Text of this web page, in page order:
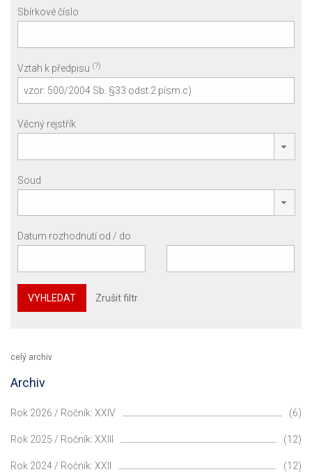
Sbírkové číslo
Vztah k předpisu (?)
Věcný rejstřík
Soud
Datum rozhodnutí od / do
VYHLEDAT Zrušit filtr
celý archiv
Archiv
Rok 2026 / Ročník: XXIV (6)
Rok 2025 / Ročník: XXIII (12)
Rok 2024 / Ročník: XXII (12)